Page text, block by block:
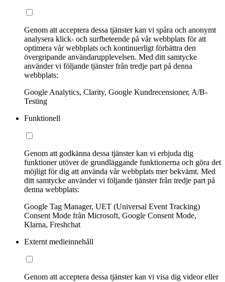
Genom att acceptera dessa tjänster kan vi spåra och anonymt
analysera klick- och surfbeteende på vår webbplats för att
optimera vår webbplats och kontinuerligt förbättra den
övergripande användarupplevelsen. Med ditt samtycke
använder vi följande tjänster från tredje part på denna
webbplats:
Google Analytics, Clarity, Google Kundrecensioner, A/B-
Testing
Funktionell
Genom att godkänna dessa tjänster kan vi erbjuda dig
funktioner utöver de grundläggande funktionerna och göra det
möjligt för dig att använda vår webbplats mer bekvämt. Med
ditt samtycke använder vi följande tjänster från tredje part på
denna webbplats:
Google Tag Manager, UET (Universal Event Tracking)
Consent Mode från Microsoft, Google Consent Mode,
Klarna, Freshchat
Externt medieinnehåll
Genom att acceptera dessa tjänster kan vi visa dig videor eller